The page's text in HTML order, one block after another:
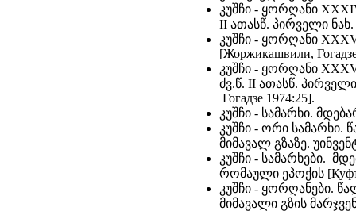
კუშჩი - ყორღანი
II ათასწ. პირველი ნახ.
კუშჩი - ყორღანი
[Жоржикашвили,
კუშჩი - ყორღანი
ძვ.წ. II ათასწ.
Гогадзе 1974:25].
კუშჩი - სამარხი.
კუშჩი - ორი სამარხი.
მიმავალ გზაზე.
კუშჩი - სამარხები.
რომაული ეპოქის
კუშჩი - ყორღანები.
მიმავალი გზის